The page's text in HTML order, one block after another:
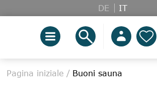
DE IT
Pagina iniziale / Buoni sauna